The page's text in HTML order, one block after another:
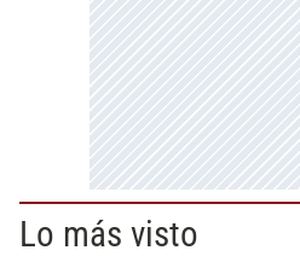
Lo más visto